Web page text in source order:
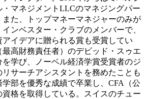
・マネジメントLLCのマネジングパー
また、トップマネーマネジャーのみが
ンベスター・クラブのメンバーで、
アイデアに贈られる賞も受賞してい
最高財務責任者）のデビッド・スゥエ
学び、ノーベル経済学賞受賞者のジ
サーチアシスタントを務めたことも
部を優秀な成績で卒業し、CFA（公
格を取得している。スイスのチュー